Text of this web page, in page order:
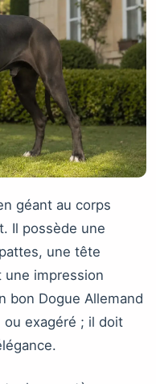
géant au corps
Il possède une
une tête
une impression
bon Dogue Allemand
ou exagéré ; il doit